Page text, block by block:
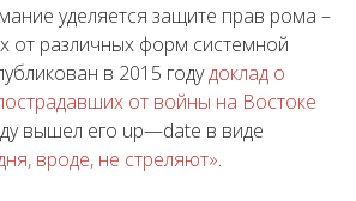
уделяется защите прав рома –
от различных форм системной
в 2015 годудоклад о
от войны на Востоке
вышел его up—date в виде
вроде, не стреляют».